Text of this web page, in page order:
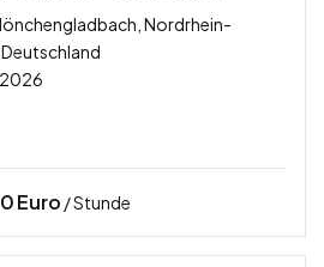
Nordrhein-
Euro / Stunde